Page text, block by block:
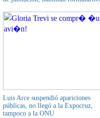
Luis Arce suspendió apariciones
públicas, no llegó a la Expocruz,
tampoco a la ONU